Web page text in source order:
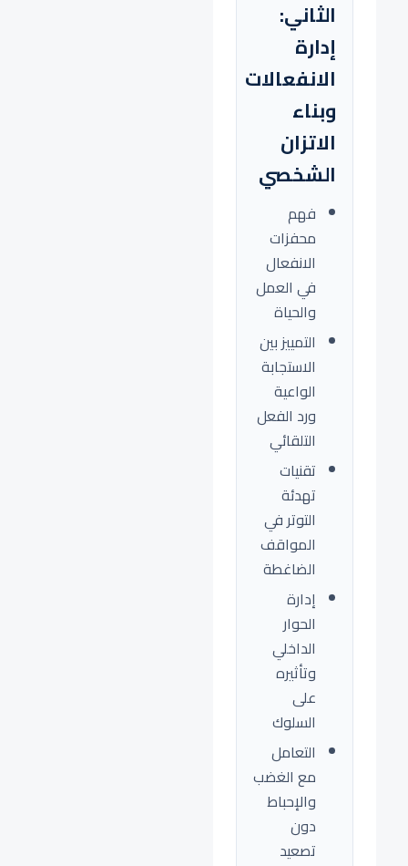
الثاني:
إدارة
الانفعالات
وبناء
الاتزان
الشخصي
فهم
محفزات
الانفعال
في العمل
والحياة
التمييز بين
الاستجابة
الواعية
ورد الفعل
التلقائي
تقنيات
تهدئة
التوتر في
المواقف
الضاغطة
إدارة
الحوار
الداخلي
وتأثيره
على
السلوك
التعامل
مع الغضب
والإحباط
دون
تصعيد